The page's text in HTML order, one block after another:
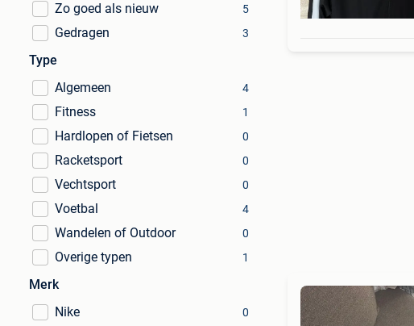
Zo goed als nieuw 5
Gedragen 3
Type
Algemeen
4
Fitness 1
Hardlopen of Fietsen 0
Racketsport 0
Vechtsport 0
Voetbal 4
Wandelen of Outdoor 0
Overige typen 1
Merk
Nike
0